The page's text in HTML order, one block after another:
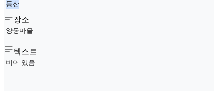
등산
장소
양동마을
텍스트
비어 있음